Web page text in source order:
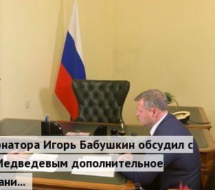
Игорь Бабушкин обсудил с
дополнительное